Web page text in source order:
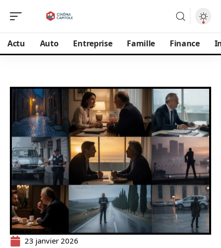
Actu Auto Entreprise Famille Finance
23 janvier 2026